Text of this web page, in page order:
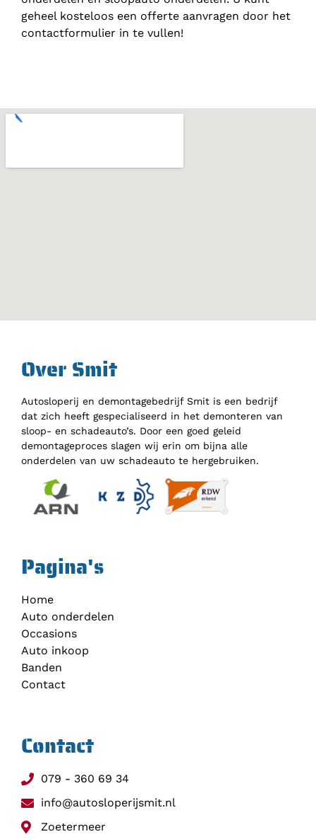
geheel kosteloos een offerte aanvragen door het
contactformulier in te vullen!
Over Smit
Autosloperij en demontagebedrijf Smit is een bedrijf
dat zich heeft gespecialiseerd in het demonteren van
sloop- en schadeauto’s. Door een goed geleid
demontageproces slagen wij erin om bijna alle
onderdelen van uw schadeauto te hergebruiken.
Pagina's
Home
Auto onderdelen
Occasions
Auto inkoop
Banden
Contact
Contact
079 - 360 69 34
info@autosloperijsmit.nl
Zoetermeer